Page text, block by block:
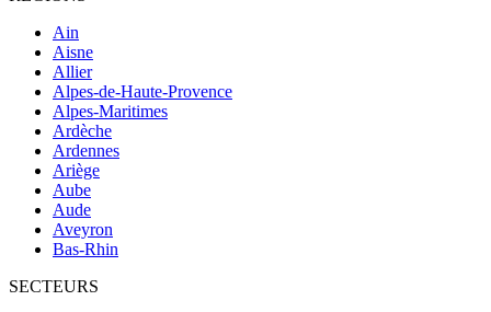
Ain
Aisne
Allier
Alpes-de-Haute-Provence
Alpes-Maritimes
Ardèche
Ardennes
Ariège
Aube
Aude
Aveyron
Bas-Rhin
SECTEURS